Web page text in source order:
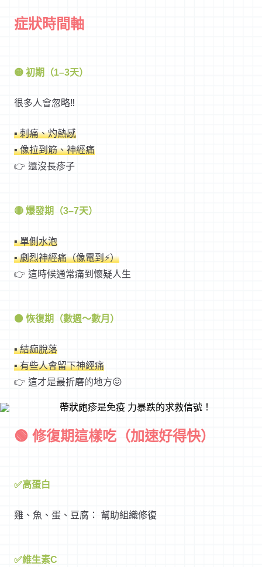
症狀時間軸
🟡 初期（1–3天）
很多人會忽略‼️
▪ 刺痛、灼熱感
▪ 像拉到筋、神經痛
👉 還沒長疹子
🔴 爆發期（3–7天）
▪ 單側水泡
▪ 劇烈神經痛（像電到⚡）
👉 這時候通常痛到懷疑人生
⚫ 恢復期（數週～數月）
▪ 結痂脫落
▪ 有些人會留下神經痛
👉 這才是最折磨的地方😖
🟢 修復期這樣吃（加速好得快）
✅高蛋白
雞、魚、蛋、豆腐： 幫助組織修復
✅維生素C